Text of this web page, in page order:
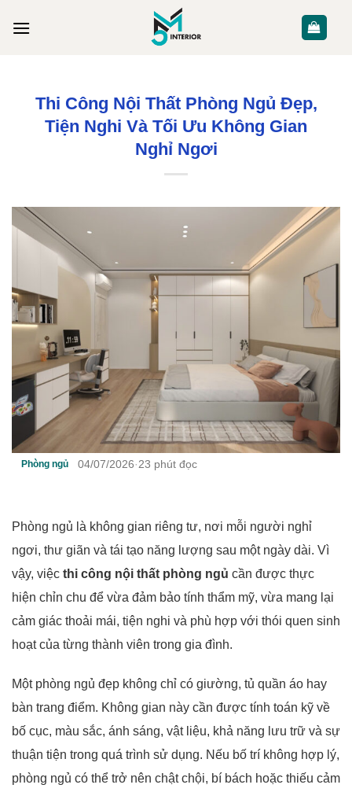
Thi Công Nội Thất Phòng Ngủ Đẹp,
Tiện Nghi Và Tối Ưu Không Gian
Nghỉ Ngơi
Phòng ngủ 04/07/2026· 23 phút đọc
Phòng ngủ là không gian riêng tư, nơi mỗi người nghỉ
ngơi, thư giãn và tái tạo năng lượng sau một ngày dài. Vì
vậy, việc thi công nội thất phòng ngủ cần được thực
hiện chỉn chu để vừa đảm bảo tính thẩm mỹ, vừa mang lại
cảm giác thoải mái, tiện nghi và phù hợp với thói quen sinh
hoạt của từng thành viên trong gia đình.
Một phòng ngủ đẹp không chỉ có giường, tủ quần áo hay
bàn trang điểm. Không gian này cần được tính toán kỹ về
bố cục, màu sắc, ánh sáng, vật liệu, khả năng lưu trữ và sự
thuận tiện trong quá trình sử dụng. Nếu bố trí không hợp lý,
phòng ngủ có thể trở nên chật chội, bí bách hoặc thiếu cảm